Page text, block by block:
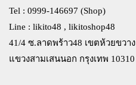
Tel : 0999-146697 (Shop)
Line : likito48 , likitoshop48
41/4 ซ.ลาดพร้าว48 เขตห้วยขวาง
แขวงสามเสนนอก กรุงเทพ 10310